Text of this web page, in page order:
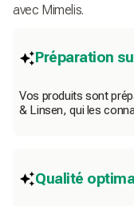
avec Mimelis.
Préparation
Vos produits sont
& Linsen, qui les
Qualité